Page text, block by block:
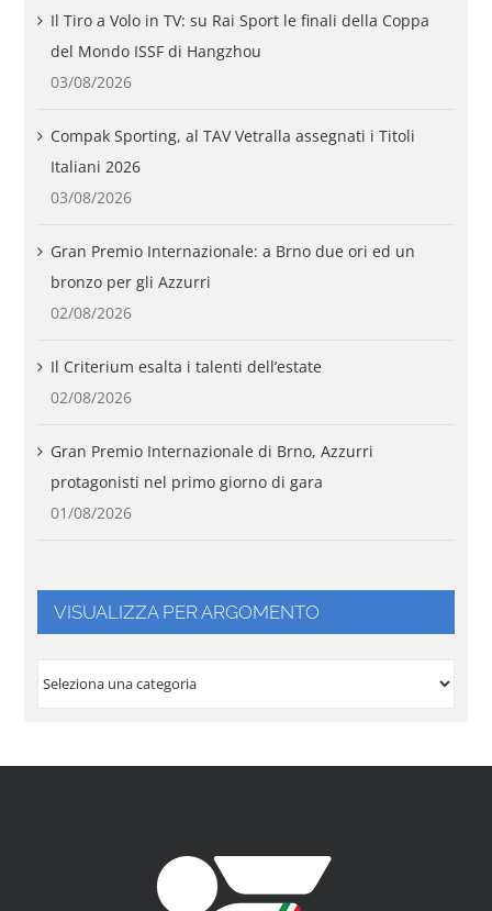
Il Tiro a Volo in TV: su Rai Sport le finali della Coppa
del Mondo ISSF di Hangzhou
03/08/2026
Compak Sporting, al TAV Vetralla assegnati i Titoli
Italiani 2026
03/08/2026
Gran Premio Internazionale: a Brno due ori ed un
bronzo per gli Azzurri
02/08/2026
Il Criterium esalta i talenti dell’estate
02/08/2026
Gran Premio Internazionale di Brno, Azzurri
protagonisti nel primo giorno di gara
01/08/2026
VISUALIZZA PER ARGOMENTO